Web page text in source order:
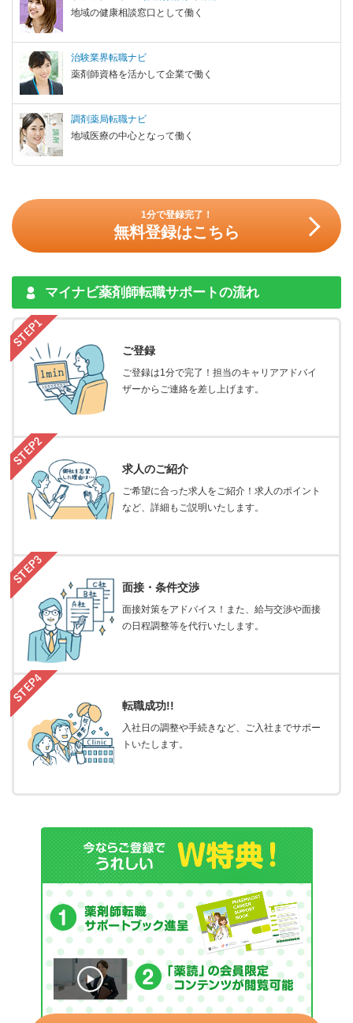
地域の健康相談窓口として働く
治験業界転職ナビ
薬剤師資格を活かして企業で働く
調剤薬局転職ナビ
地域医療の中心となって働く
1分で登録完了！
無料登録はこちら
マイナビ薬剤師転職サポートの流れ
ご登録
ご登録は1分で完了！担当のキャリアアドバイ
ザーからご連絡を差し上げます。
求人のご紹介
ご希望に合った求人をご紹介！求人のポイント
など、詳細もご説明いたします。
面接・条件交渉
面接対策をアドバイス！また、給与交渉や面接
の日程調整等を代行いたします。
転職成功!!
入社日の調整や手続きなど、ご入社までサポー
トいたします。